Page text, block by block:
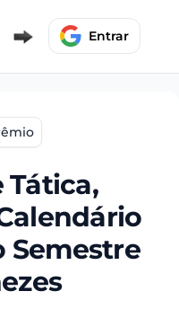
Entrar
Tática,
Semestre